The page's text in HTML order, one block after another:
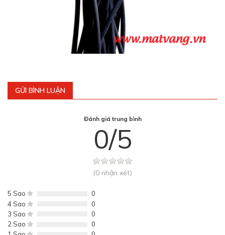
GỬI BÌNH LUẬN
Đánh giá trung bình
0/5
(0 nhận xét)
5 Sao
0
4 Sao
0
3 Sao
0
2 Sao
0